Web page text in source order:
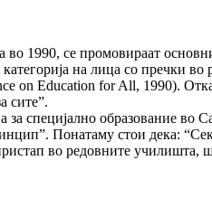
1990, се промовираат
на лица со пречки
Education for All, 1990).
сите”.
специјално образование
Понатаму стои дека:
во редовните